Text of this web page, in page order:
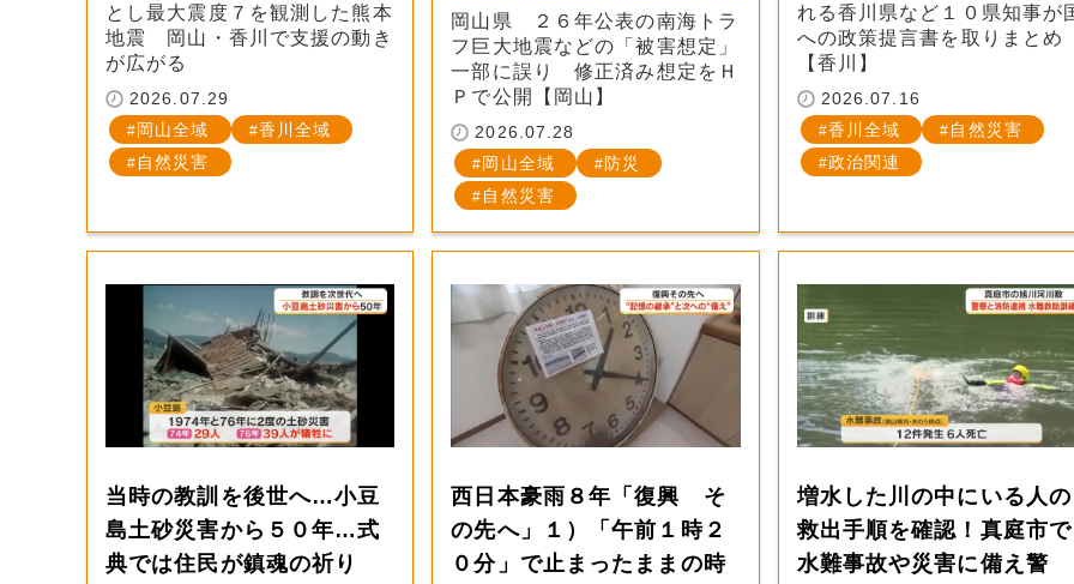
とし最大震度７を観測した熊本
地震 岡山・香川で支援の動き
が広がる
2026.07.29
岡山全域
香川全域
自然災害
岡山県 ２６年公表の南海トラ
フ巨大地震などの「被害想定」
一部に誤り 修正済み想定をＨ
Ｐで公開【岡山】
2026.07.28
岡山全域
防災
自然災害
れる香川県など１０県知事が
への政策提言書を取りまとめ
【香川】
2026.07.16
香川全域
自然災害
政治関連
当時の教訓を後世へ…小豆
島土砂災害から５０年…式
典では住民が鎮魂の祈り
西日本豪雨８年「復興 そ
の先へ」１）「午前１時２
０分」で止まったままの時
増水した川の中にいる人の
救出手順を確認！真庭市で
水難事故や災害に備え警